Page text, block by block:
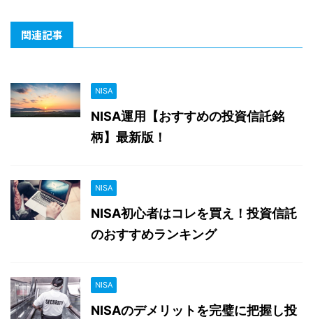
関連記事
NISA
NISA運用【おすすめの投資信託銘
柄】最新版！
NISA
NISA初心者はコレを買え！投資信託
のおすすめランキング
NISA
NISAのデメリットを完璧に把握し投